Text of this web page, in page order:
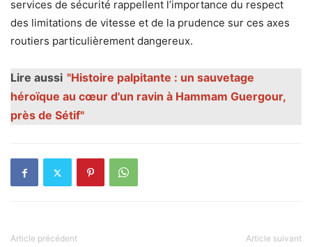
services de sécurité rappellent l’importance du respect
des limitations de vitesse et de la prudence sur ces axes
routiers particulièrement dangereux.
Lire aussi "Histoire palpitante : un sauvetage
héroïque au cœur d'un ravin à Hammam Guergour,
près de Sétif"
Article précédent Article suivant